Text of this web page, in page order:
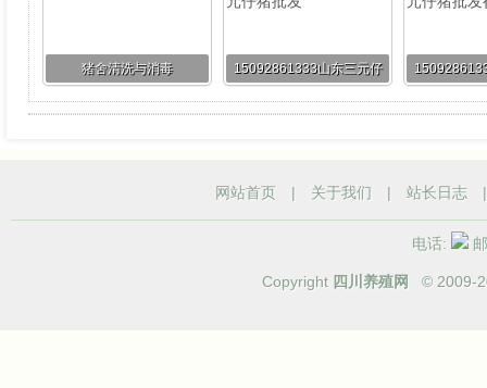
猪舍清洗与消毒
15092861333山东三元仔
网站首页 | 关于我们 | 站长日志
电话:
Copyright 四川养殖网 © 2009-